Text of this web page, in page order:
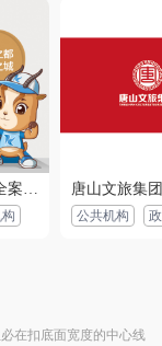
亮，海报作品的质量
和，很棒很专业的团
02:18:23 所在地：安徽
克拉玛依市文旅全案设计 唐山文旅集
公共机构
在扣底面宽度的中心线